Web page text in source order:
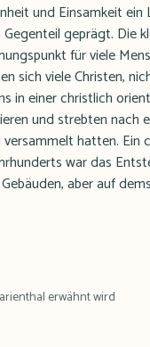
und Einsamkeit
geprägt. Die
für viele
sich viele Christen,
in einer christlich
und strebten nach
hatten. Ein
war das
aber auf
erwähnt wird